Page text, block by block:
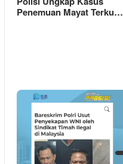
Penemuan Mayat Terku…